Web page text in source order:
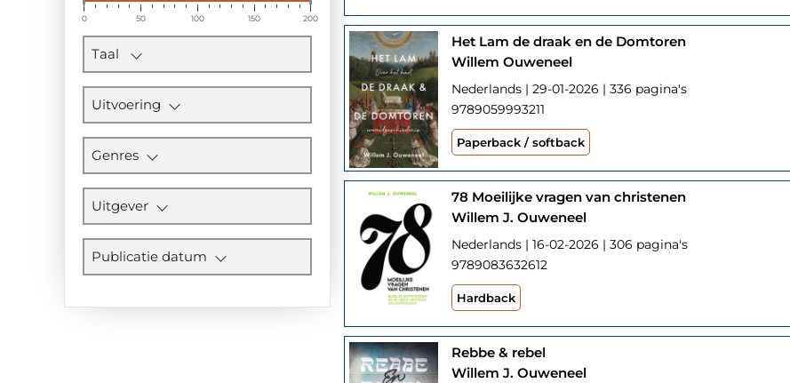
0 50 100 150 200
Taal
Uitvoering
Genres
Uitgever
Publicatie datum
Het Lam de draak en de Domtoren
Willem Ouweneel
Nederlands | 29-01-2026 | 336 pagina's
9789059993211
Paperback / softback
78 Moeilijke vragen van christenen
Willem J. Ouweneel
Nederlands | 16-02-2026 | 306 pagina's
9789083632612
Hardback
Rebbe & rebel
Willem J. Ouweneel